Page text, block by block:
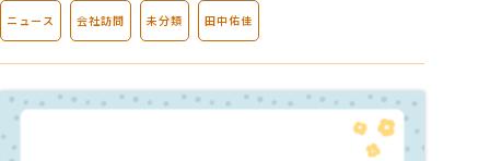
ニュース 会社訪問 未分類 田中佑佳